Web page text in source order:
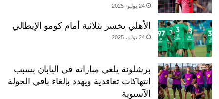
24 يوليو، 2025
الأهلي يخسر بثلاثية أمام كومو الإيطالي
24 يوليو، 2025
برشلونة يلغي مباراته في اليابان بسبب
انتهاكات تعاقدية ويهدد بإلغاء باقي الجولة
الآسيوية